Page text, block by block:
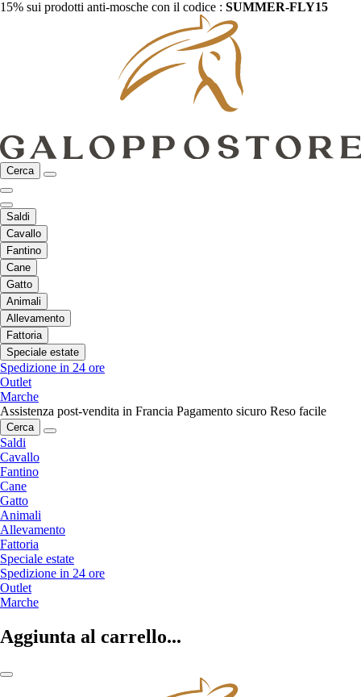
15% sui prodotti anti-mosche con il codice : SUMMER-FLY15
Cerca
Saldi
Cavallo
Fantino
Cane
Gatto
Animali
Allevamento
Fattoria
Speciale estate
Spedizione in 24 ore
Outlet
Marche
Assistenza post-vendita in Francia Pagamento sicuro Reso facile
Cerca
Saldi
Cavallo
Fantino
Cane
Gatto
Animali
Allevamento
Fattoria
Speciale estate
Spedizione in 24 ore
Outlet
Marche
Aggiunta al carrello...